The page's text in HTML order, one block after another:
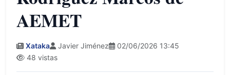
AEMET
Xataka Javier Jiménez
02/06/2026 13:45
48 vistas